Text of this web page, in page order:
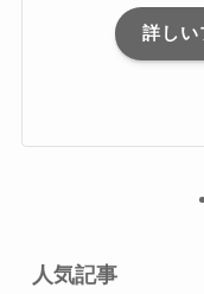
詳しい
人気記事